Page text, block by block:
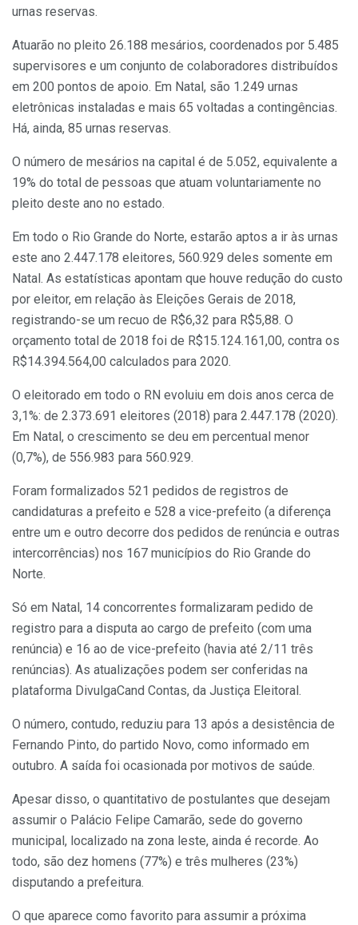
urnas reservas.
Atuarão no pleito 26.188 mesários, coordenados por 5.485
supervisores e um conjunto de colaboradores distribuídos
em 200 pontos de apoio. Em Natal, são 1.249 urnas
eletrônicas instaladas e mais 65 voltadas a contingências.
Há, ainda, 85 urnas reservas.
O número de mesários na capital é de 5.052, equivalente a
19% do total de pessoas que atuam voluntariamente no
pleito deste ano no estado.
Em todo o Rio Grande do Norte, estarão aptos a ir às urnas
este ano 2.447.178 eleitores, 560.929 deles somente em
Natal. As estatísticas apontam que houve redução do custo
por eleitor, em relação às Eleições Gerais de 2018,
registrando-se um recuo de R$6,32 para R$5,88. O
orçamento total de 2018 foi de R$15.124.161,00, contra os
R$14.394.564,00 calculados para 2020.
O eleitorado em todo o RN evoluiu em dois anos cerca de
3,1%: de 2.373.691 eleitores (2018) para 2.447.178 (2020).
Em Natal, o crescimento se deu em percentual menor
(0,7%), de 556.983 para 560.929.
Foram formalizados 521 pedidos de registros de
candidaturas a prefeito e 528 a vice-prefeito (a diferença
entre um e outro decorre dos pedidos de renúncia e outras
intercorrências) nos 167 municípios do Rio Grande do
Norte.
Só em Natal, 14 concorrentes formalizaram pedido de
registro para a disputa ao cargo de prefeito (com uma
renúncia) e 16 ao de vice-prefeito (havia até 2/11 três
renúncias). As atualizações podem ser conferidas na
plataforma DivulgaCand Contas, da Justiça Eleitoral.
O número, contudo, reduziu para 13 após a desistência de
Fernando Pinto, do partido Novo, como informado em
outubro. A saída foi ocasionada por motivos de saúde.
Apesar disso, o quantitativo de postulantes que desejam
assumir o Palácio Felipe Camarão, sede do governo
municipal, localizado na zona leste, ainda é recorde. Ao
todo, são dez homens (77%) e três mulheres (23%)
disputando a prefeitura.
O que aparece como favorito para assumir a próxima